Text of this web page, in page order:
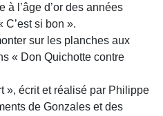
à l’âge d’or des années
C’est si bon ».
sur les planches aux
« Don Quichotte contre
», écrit et réalisé par Philippe
de Gonzales et des